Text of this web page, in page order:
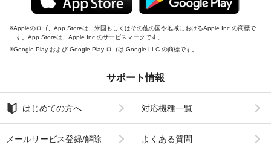
Appleのロゴ、App Storeは、米国もしくはその他の国や地域におけるApple Inc.の商標で
す。App Storeは、Apple Inc.のサービスマークです。
Google Play および Google Play ロゴは Google LLC の商標です。
サポート情報
はじめての方へ 対応機種一覧
メールサービス登録/解除 よくある質問